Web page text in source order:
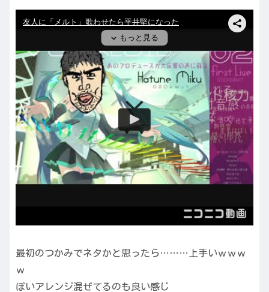
最初のつかみでネタかと思ったら………上手いｗｗｗ
ｗ
ぽいアレンジ混ぜてるのも良い感じ